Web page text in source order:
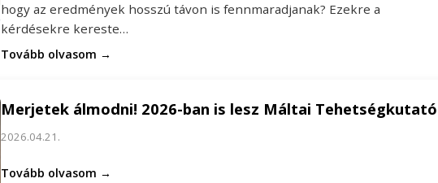
hogy az eredmények hosszú távon is fennmaradjanak? Ezekre a
kérdésekre kereste…
Tovább olvasom →
Merjetek álmodni! 2026-ban is lesz Máltai Tehetségkutató
2026.04.21.
Tovább olvasom →